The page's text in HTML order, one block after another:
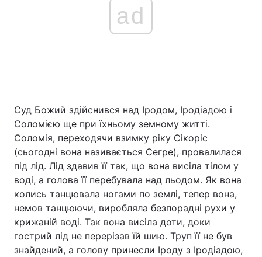
ad
Суд Божий здійснився над Іродом, Іродіадою і
Соломією ще при їхньому земному житті.
Соломія, переходячи взимку ріку Сікоріс
(сьогодні вона називається Сегре), провалилася
під лід. Лід здавив її так, що вона висіла тілом у
воді, а голова її перебувала над льодом. Як вона
колись танцювала ногами по землі, тепер вона,
немов танцюючи, виробляла безпорадні рухи у
крижаній воді. Так вона висіла доти, доки
гострий лід не перерізав їй шию. Труп її не був
знайдений, а голову принесли Іроду з Іродіадою,